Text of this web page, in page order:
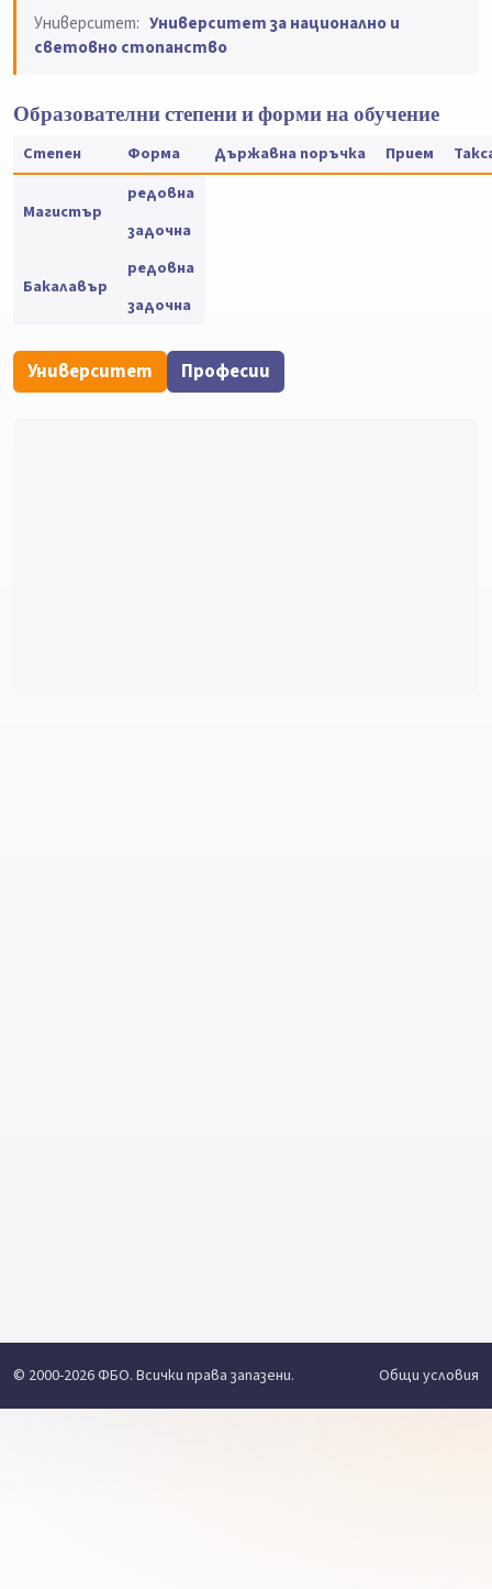
Университет: Университет за национално и
световно стопанство
Образователни степени и форми на обучение
Степен Форма Държавна поръчка Прием
Магистър
редовна
задочна
Бакалавър
редовна
задочна
Университет Професии
© 2000-2026 ФБО. Всички права запазени. Общи условия